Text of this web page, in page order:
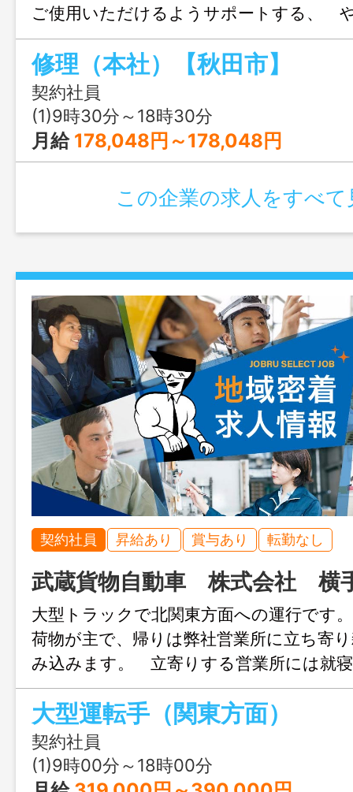
ご使用いただけるようサポートする、
お仕事です。 【具体的な業務内容】 修
ス：ファスナー交換、持ち手修理、縫製補
修、 金具交換、ほつれ
ーニングなど その他：修理内容の確認
様へのご説明などの 付随業務 手
い作業が多いため、手先が器用で丁寧に
歓迎します。 【業務の変更範囲：変更
修理（本社）【秋田市】
契約社員
(1)9時30分～18時30分
月給 178,048円～178,048円
この企業の求人をすべて
契約社員 昇給あり 賞与あり 転勤なし
武蔵貨物自動車 株式会社 横
大型トラックで北関東方面への運行です
荷物が主で、帰りは弊社営業所に立ち寄
み込みます。 立寄りする営業所には就
で、食事補助もあります。 また、２～
日・祝の休み希望にも対応できるので、
間も作ることが可能です。 また、仕事
先輩社員が同乗して丁寧に教えますので
い。 ご質問などがあればお気軽にお問
大型運転手（関東方面）
契約社員
(1)9時00分～18時00分